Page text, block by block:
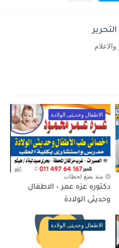
الاطفال وحديثى الولادة
منذ بضع لحظات
دكتوره عزه عمر – الاطفال
وحديثى الولادة
الاطفال وحديثى الولادة